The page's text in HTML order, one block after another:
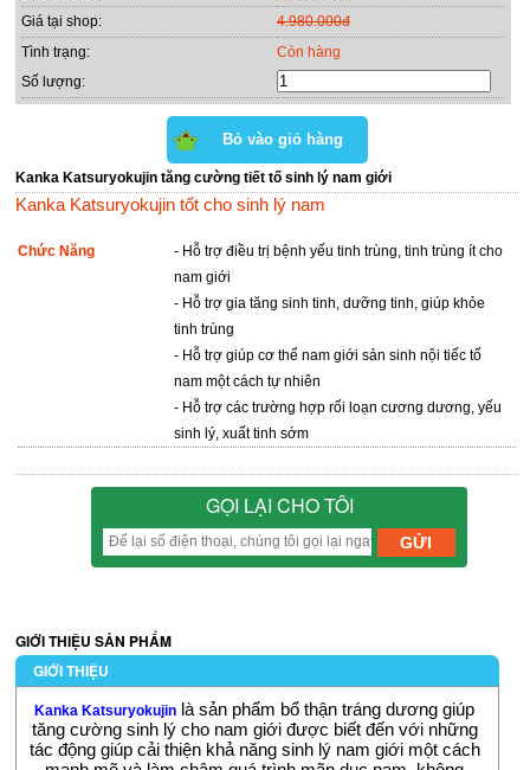
Giá tại shop:
4.980.000đ
Tình trạng:
Còn hàng
Số lượng:
Kanka Katsuryokujin tăng cường tiết tố sinh lý nam giới
Kanka Katsuryokujin tốt cho sinh lý nam
Chức Năng
- Hỗ trợ điều trị bệnh yếu tinh trùng, tinh trùng ít cho
nam giới
- Hỗ trợ gia tăng sinh tinh, dưỡng tinh, giúp khỏe
tinh trùng
- Hỗ trợ giúp cơ thể nam giới sản sinh nội tiếc tố
nam một cách tự nhiên
- Hỗ trợ các trường hợp rối loạn cương dương, yếu
sinh lý, xuất tinh sớm
GỌI LẠI CHO TÔI
GIỚI THIỆU SẢN PHẨM
GIỚI THIỆU
Kanka Katsuryokujin là sản phẩm bổ thận tráng dương giúp
tăng cường sinh lý cho nam giới được biết đến với những
tác động giúp cải thiện khả năng sinh lý nam giới một cách